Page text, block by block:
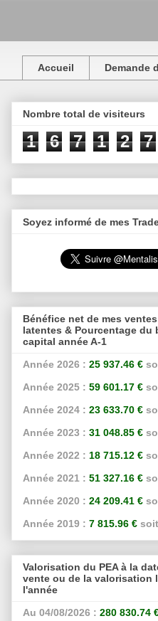
Accueil Demande
Nombre total de visiteurs
1 6 7 1 2 7
Soyez informé de mes
Bénéfice net de mes
latentes & Pourcentage du
capital année A-1
Année 2026 : 25 937.46 €
Année 2025 : 59 601.17 €
Année 2024 : 23 633.70 €
Année 2023 : 31 048.85 €
Année 2022 : 18 715.12 €
Année 2021 : 51 327.16 €
Année 2020 : 24 209.41 €
Année 2019 : 7 815.96 € soit
Valorisation du PEA à la
vente ou de la valorisation
l'année
Au 04/08/2026 : 280 830.74